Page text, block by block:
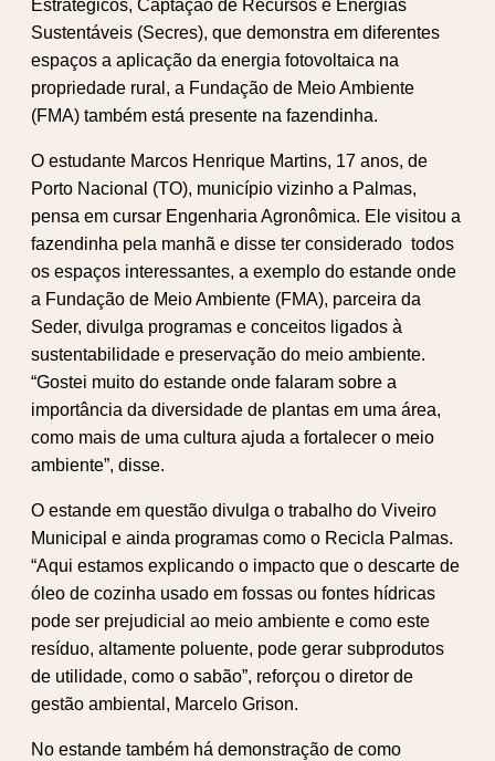
Estratégicos, Captação de Recursos e Energias
Sustentáveis (Secres), que demonstra em diferentes
espaços a aplicação da energia fotovoltaica na
propriedade rural, a Fundação de Meio Ambiente
(FMA) também está presente na fazendinha.
O estudante Marcos Henrique Martins, 17 anos, de
Porto Nacional (TO), município vizinho a Palmas,
pensa em cursar Engenharia Agronômica. Ele visitou a
fazendinha pela manhã e disse ter considerado todos
os espaços interessantes, a exemplo do estande onde
a Fundação de Meio Ambiente (FMA), parceira da
Seder, divulga programas e conceitos ligados à
sustentabilidade e preservação do meio ambiente.
“Gostei muito do estande onde falaram sobre a
importância da diversidade de plantas em uma área,
como mais de uma cultura ajuda a fortalecer o meio
ambiente”, disse.
O estande em questão divulga o trabalho do Viveiro
Municipal e ainda programas como o Recicla Palmas.
“Aqui estamos explicando o impacto que o descarte de
óleo de cozinha usado em fossas ou fontes hídricas
pode ser prejudicial ao meio ambiente e como este
resíduo, altamente poluente, pode gerar subprodutos
de utilidade, como o sabão”, reforçou o diretor de
gestão ambiental, Marcelo Grison.
No estande também há demonstração de como